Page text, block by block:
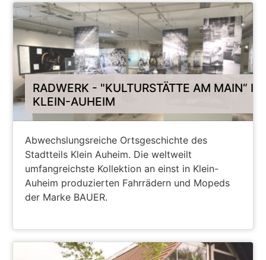
RADWERK - "KULTURSTÄTTE AM MAIN“ IN
KLEIN-AUHEIM
Abwechslungsreiche Ortsgeschichte des
Stadtteils Klein Auheim. Die weltweilt
umfangreichste Kollektion an einst in Klein-
Auheim produzierten Fahrrädern und Mopeds
der Marke BAUER.